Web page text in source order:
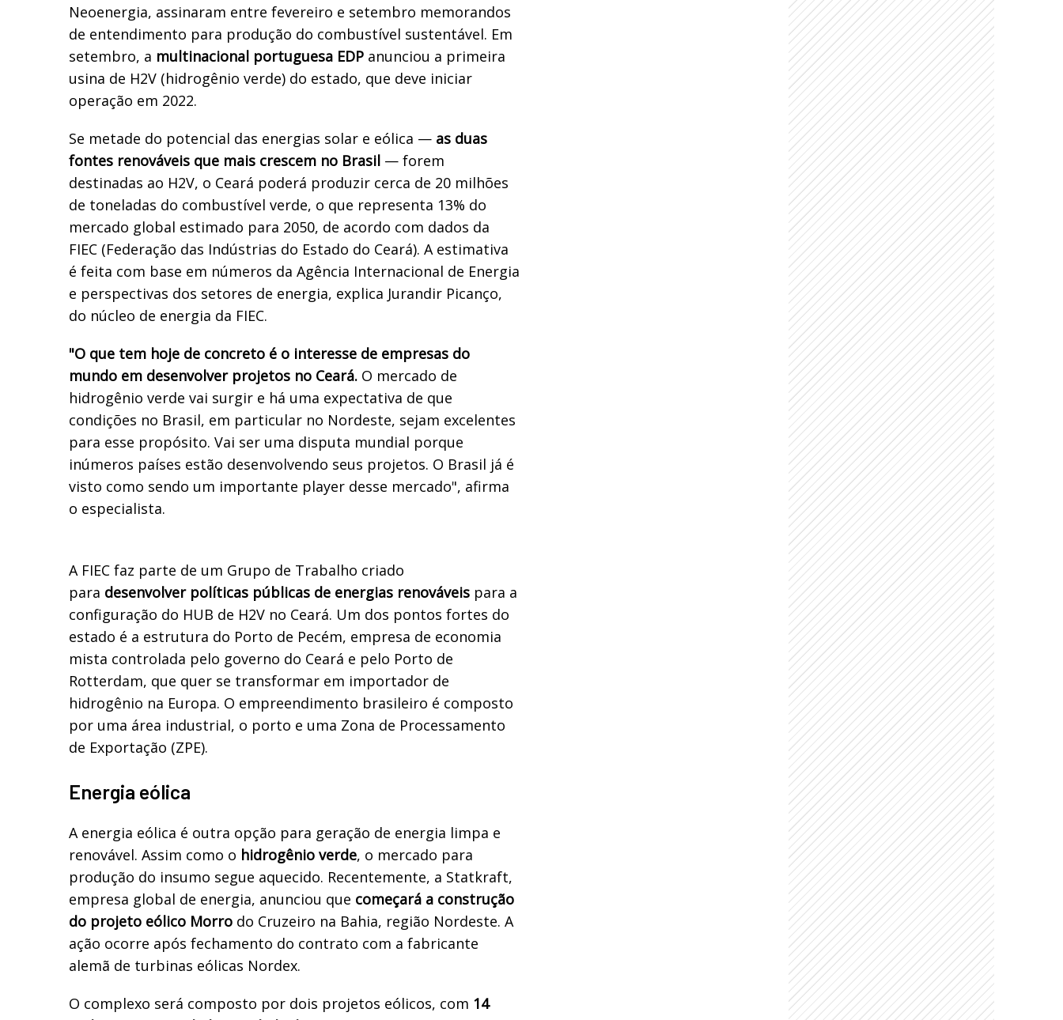
Neoenergia, assinaram entre fevereiro e setembro memorandos
de entendimento para produção do combustível sustentável. Em
setembro, a multinacional portuguesa EDP anunciou a primeira
usina de H2V (hidrogênio verde) do estado, que deve iniciar
operação em 2022.
Se metade do potencial das energias solar e eólica — as duas
fontes renováveis que mais crescem no Brasil — forem
destinadas ao H2V, o Ceará poderá produzir cerca de 20 milhões
de toneladas do combustível verde, o que representa 13% do
mercado global estimado para 2050, de acordo com dados da
FIEC (Federação das Indústrias do Estado do Ceará). A estimativa
é feita com base em números da Agência Internacional de Energia
e perspectivas dos setores de energia, explica Jurandir Picanço,
do núcleo de energia da FIEC.
"O que tem hoje de concreto é o interesse de empresas do
mundo em desenvolver projetos no Ceará. O mercado de
hidrogênio verde vai surgir e há uma expectativa de que
condições no Brasil, em particular no Nordeste, sejam excelentes
para esse propósito. Vai ser uma disputa mundial porque
inúmeros países estão desenvolvendo seus projetos. O Brasil já é
visto como sendo um importante player desse mercado", afirma
o especialista.
A FIEC faz parte de um Grupo de Trabalho criado
para desenvolver políticas públicas de energias renováveis para a
configuração do HUB de H2V no Ceará. Um dos pontos fortes do
estado é a estrutura do Porto de Pecém, empresa de economia
mista controlada pelo governo do Ceará e pelo Porto de
Rotterdam, que quer se transformar em importador de
hidrogênio na Europa. O empreendimento brasileiro é composto
por uma área industrial, o porto e uma Zona de Processamento
de Exportação (ZPE).
Energia eólica
A energia eólica é outra opção para geração de energia limpa e
renovável. Assim como o hidrogênio verde, o mercado para
produção do insumo segue aquecido. Recentemente, a Statkraft,
empresa global de energia, anunciou que começará a construção
do projeto eólico Morro do Cruzeiro na Bahia, região Nordeste. A
ação ocorre após fechamento do contrato com a fabricante
alemã de turbinas eólicas Nordex.
O complexo será composto por dois projetos eólicos, com 14